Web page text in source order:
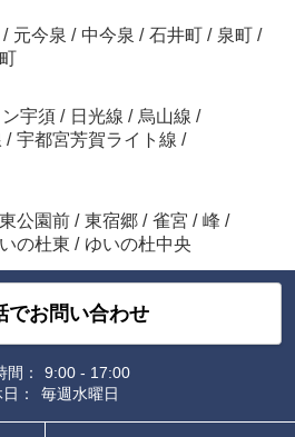
/ 元今泉 / 中今泉 / 石井町 / 泉町 /
宇須 / 日光線 / 烏山線 /
/ 宇都宮芳賀ライト線 /
公園前 / 東宿郷 / 雀宮 / 峰 /
の杜東 / ゆいの杜中央
でお問い合わせ
間：
9:00 - 17:00
：
毎週水曜日